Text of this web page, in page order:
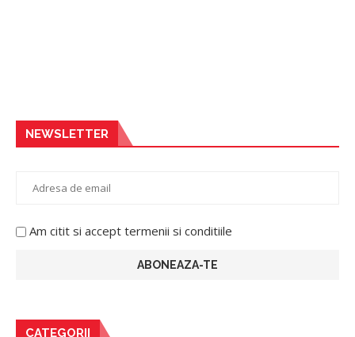
NEWSLETTER
Am citit si accept termenii si conditiile
CATEGORII